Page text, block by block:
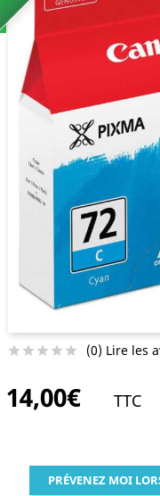
     (0) Lire les
14,00€ TTC
PRÉVENEZ MOI